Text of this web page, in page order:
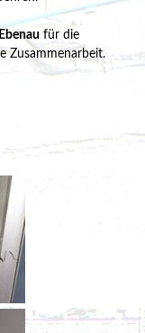
für die
Zusammenarbeit.